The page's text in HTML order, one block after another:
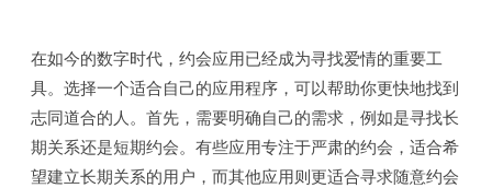
在如今的数字时代，约会应用已经成为寻找爱情的重要工
具。选择一个适合自己的应用程序，可以帮助你更快地找到
志同道合的人。首先，需要明确自己的需求，例如是寻找长
期关系还是短期约会。有些应用专注于严肃的约会，适合希
望建立长期关系的用户，而其他应用则更适合寻求随意约会